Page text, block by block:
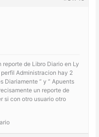
reporte de Libro Diario en Ly
Administracion hay 2
Diariamente ” y ” Apuents
un reporte de
si con otro usuario otro